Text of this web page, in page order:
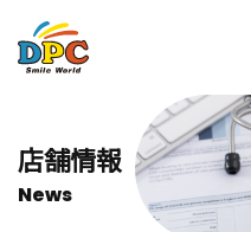
店舗情報
News